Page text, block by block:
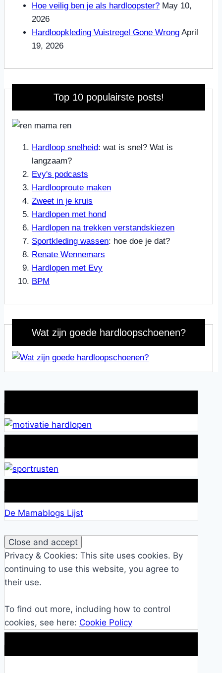
Hoe veilig ben je als hardloopster? May 10,
2026
Hardloopkleding Vuistregel Gone Wrong April
19, 2026
Top 10 populairste posts!
Hardloop snelheid: wat is snel? Wat is
langzaam?
Evy's podcasts
Hardlooproute maken
Zweet in je kruis
Hardlopen met hond
Hardlopen na trekken verstandskiezen
Sportkleding wassen: hoe doe je dat?
Renate Wennemars
Hardlopen met Evy
BPM
Wat zijn goede hardloopschoenen?
De Mamablogs Lijst
Privacy & Cookies: This site uses cookies. By
continuing to use this website, you agree to
their use.
To find out more, including how to control
cookies, see here: Cookie Policy